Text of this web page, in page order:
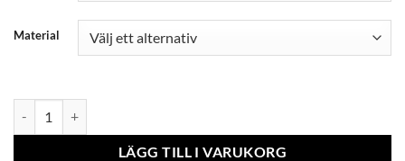
Material
LÄGG TILL I VARUKORG